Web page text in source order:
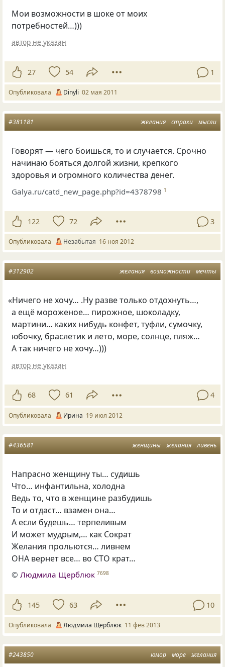
Мои возможности в шоке от моих
потребностей…)))
автор не указан
27 54 1
Опубликовала Dinyli 02 мая 2011
желания страхи мысли
#381181
Говорят — чего боишься, то и случается. Срочно
начинаю бояться долгой жизни, крепкого
здоровья и огромного количества денег.
Galya.ru/catd_new_page.php?id=4378798 1
122 72 3
Опубликовала Незабытая 16 ноя 2012
желания возможности мечты
#312902
«Ничего не хочу… .Ну разве только отдохнуть…,
а ещё мороженое… пирожное, шоколадку,
мартини… каких нибудь конфет, туфли, сумочку,
юбочку, браслетик и лето, море, солнце, пляж…
А так ничего не хочу…)))
автор не указан
68 61 4
Опубликовала Ирина 19 июл 2012
женщины желания ливень
#436581
Напрасно женщину ты… судишь
Что… инфантильна, холодна
Ведь то, что в женщине разбудишь
То и отдаст… взамен она…
А если будешь… терпеливым
И может мудрым,… как Сократ
Желания прольются… ливнем
ОНА вернет все… во СТО крат…
©Людмила Щерблюк 7698
145 63 10
Опубликовала Людмила Щерблюк 11 фев 2013
юмор море желания
#243850